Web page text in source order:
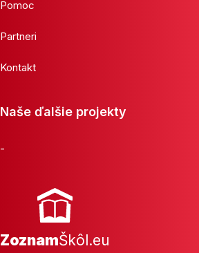
Pomoc
Partneri
Kontakt
Naše ďalšie projekty
-
ZoznamŠkôl.eu